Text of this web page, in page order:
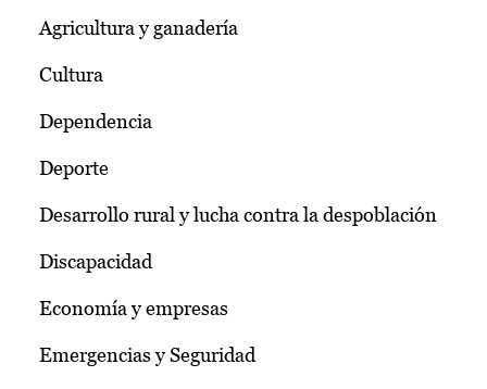
Agricultura y ganadería
Cultura
Dependencia
Deporte
Desarrollo rural y lucha contra la despoblación
Discapacidad
Economía y empresas
Emergencias y Seguridad